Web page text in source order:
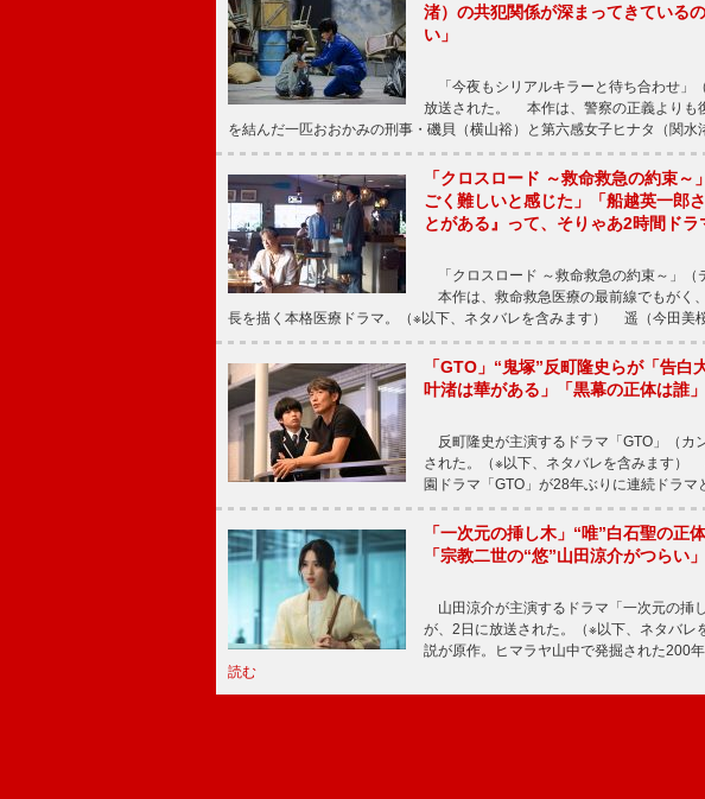
渚）の共犯関係が深まってきている
い」
「今夜もシリアルキラーと待ち合わせ」
放送された。 本作は、警察の正義よりも
を結んだ一匹おおかみの刑事・磯貝（横山裕）と第六感女子ヒナタ（関水
「クロスロード ～救命救急の約束
ごく難しいと感じた」「船越英一郎
とがある』って、そりゃあ2時間ドラ
「クロスロード ～救命救急の約束～」（
本作は、救命救急医療の最前線でもがく
長を描く本格医療ドラマ。（※以下、ネタバレを含みます） 遥（今田美
「GTO」“鬼塚”反町隆史らが「告
叶渚は華がある」「黒幕の正体は誰」
反町隆史が主演するドラマ「GTO」（カ
された。（※以下、ネタバレを含みます
園ドラマ「GTO」が28年ぶりに連続ドラマ
「一次元の挿し木」“唯”白石聖の正
「宗教二世の“悠”山田涼介がつらい」
山田涼介が主演するドラマ「一次元の挿
が、2日に放送された。（※以下、ネタバ
説が原作。ヒマラヤ山中で発掘された200
読む